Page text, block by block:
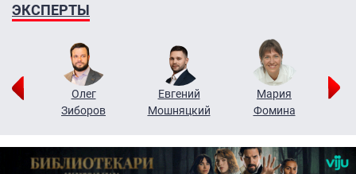
ЭКСПЕРТЫ
Олег
Зиборов
Евгений
Мошняцкий
Мария
Фомина